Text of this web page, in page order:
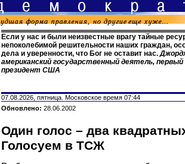
Если у нас и были неизвестные врагу тайные
непоколебимой решительности наших граждан,
дела и уверенности, что Бог не оставит нас.
американский государственный деятель, первый
президент США
07.08.2026, пятница. Московское время 07:44
Обновлено: 28.06.2002
Один голос – два
Голосуем в ТСЖ